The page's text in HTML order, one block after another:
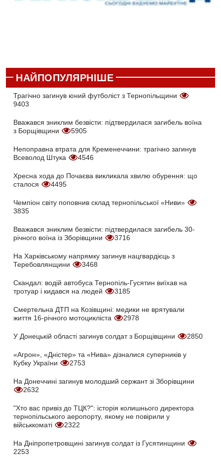
НАЙПОПУЛЯРНІШЕ
Трагічно загинув юний футболіст з Тернопільщини
9403
Вважався зниклим безвісти: підтвердилася загибель воїна
з Борщівщини
5905
Непоправна втрата для Кременеччини: трагічно загинув
Всеволод Штука
4546
Хресна хода до Почаєва викликала хвилю обурення: що
сталося
4495
Чемпіон світу поповнив склад тернопільської «Ниви»
3835
Вважався зниклим безвісти: підтвердилася загибель 30-
річного воїна із Зборівщини
3716
На Харківському напрямку загинув нацгвардієць з
Теребовлянщини
3468
Скандал: водій автобуса Тернопіль-Гусятин виїхав на
тротуар і кидався на людей
3185
Смертельна ДТП на Козівщині: медики не врятували
життя 16-річного мотоцикліста
2978
У Донецькій області загинув солдат з Борщівщини 2850
«Агрон», «Дністер» та «Нива» дізналися суперників у
Кубку України
2753
На Донеччині загинув молодший сержант зі Зборівщини
2632
"Хто вас привіз до ТЦК?": історія колишнього директора
тернопільського аеропорту, якому не повірили у
військкоматі
2322
На Дніпропетровщині загинув солдат із Гусятинщини
2253